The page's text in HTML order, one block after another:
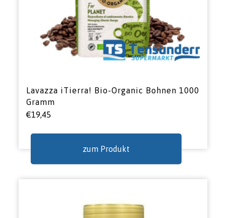
Lavazza iTierra! Bio-Organic Bohnen 1000
Gramm
€19,45
zum Produkt